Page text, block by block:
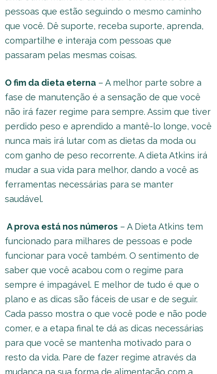
pessoas que estão seguindo o mesmo caminho
que você. Dê suporte, receba suporte, aprenda,
compartilhe e interaja com pessoas que
passaram pelas mesmas coisas.
O fim da dieta eterna – A melhor parte sobre a
fase de manutenção é a sensação de que você
não irá fazer regime para sempre. Assim que tiver
perdido peso e aprendido a mantê-lo longe, você
nunca mais irá lutar com as dietas da moda ou
com ganho de peso recorrente. A dieta Atkins irá
mudar a sua vida para melhor, dando a você as
ferramentas necessárias para se manter
saudável.
A prova está nos números – A Dieta Atkins tem
funcionado para milhares de pessoas e pode
funcionar para você também. O sentimento de
saber que você acabou com o regime para
sempre é impagável. E melhor de tudo é que o
plano e as dicas são fáceis de usar e de seguir.
Cada passo mostra o que você pode e não pode
comer, e a etapa final te dá as dicas necessárias
para que você se mantenha motivado para o
resto da vida. Pare de fazer regime através da
mudança na sua forma de alimentação com a